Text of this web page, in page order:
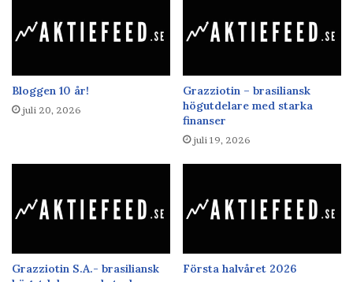
Bloggen 10 år!
juli 20, 2026
Grazziotin – brasiliansk
högutdelare med starka
finanser
juli 19, 2026
Grazziotin S.A.- brasiliansk
Första halvåret 2026